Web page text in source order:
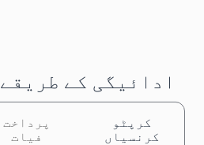
ادائیگی کے طریقے
کرپٹو
کرنسیاں
پرداخت
فیات